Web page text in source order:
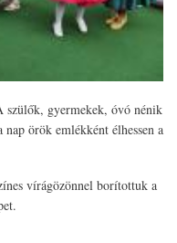
szülők, gyermekek, óvó nénik
örök emlékként élhessen a
vírágözönnel borítottuk a